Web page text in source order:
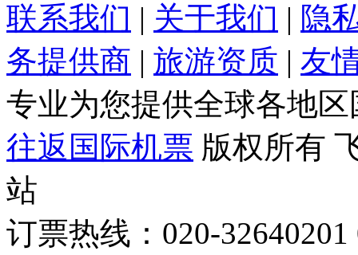
联系我们 | 关于我们 | 隐
务提供商 | 旅游资质 | 友
专业为您提供全球各地
往返国际机票 版权所有
站
订票热线：020-